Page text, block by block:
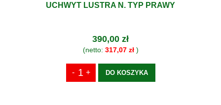
UCHWYT LUSTRA N. TYP PRAWY
390,00 zł
(netto: 317,07 zł)
DO KOSZYKA